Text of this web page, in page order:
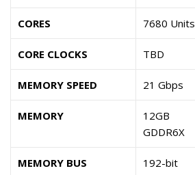
CORES 7680 Units
CORE CLOCKS TBD
MEMORY SPEED 21 Gbps
MEMORY
12GB
GDDR6X
MEMORY BUS 192-bit